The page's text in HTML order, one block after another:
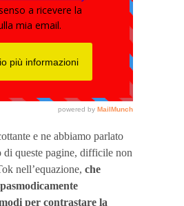
e ne abbiamo parlato
di queste pagine, difficile non
nell’equazione, che
per contrastare la